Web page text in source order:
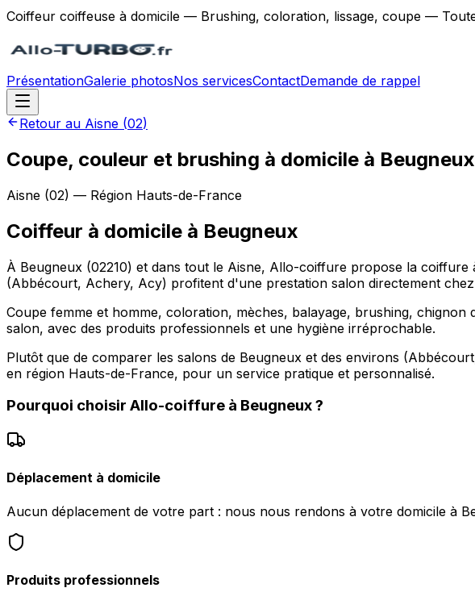
Coiffeur coiffeuse à domicile — Brushing, coloration, lissage, coupe —
PrésentationGalerie photosNos servicesContactDemande de rappel
Retour au Aisne (02)
Coupe, couleur et brushing à domicile à Beugneux
Aisne (02) — Région Hauts-de-France
Coiffeur à domicile à Beugneux
À Beugneux (02210) et dans tout le Aisne, Allo-coiffure propose la
(Abbécourt, Achery, Acy) profitent d'une prestation salon directement
Coupe femme et homme, coloration, mèches, balayage, brushing,
salon, avec des produits professionnels et une hygiène irréprochable.
Plutôt que de comparer les salons de Beugneux et des environs
en région Hauts-de-France, pour un service pratique et personnalisé.
Pourquoi choisir Allo-coiffure à Beugneux?
Déplacement à domicile
Aucun déplacement de votre part : nous nous rendons à votre domicile à
Produits professionnels